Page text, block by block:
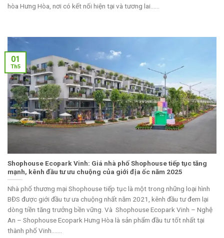
hòa Hưng Hòa, nơi có kết nối hiện tại và tương lai......
Shophouse Ecopark Vinh: Giá nhà phố Shophouse tiếp tục tăng
mạnh, kênh đầu tư ưu chuộng của giới địa ốc năm 2025
Nhà phố thương mại Shophouse tiếp tục là một trong những loại hình
BĐS được giới đầu tư ưa chuộng nhất năm 2021, kênh đầu tư đem lại
dòng tiền tăng trưởng bền vững. Và Shophouse Ecopark Vinh – Nghệ
An – Shophouse Ecopark Hưng Hòa là sản phẩm đầu tư tốt nhất tại
thành phố Vinh.......
01
Th5